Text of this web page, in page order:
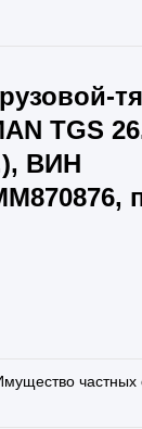
TGS
ВИН
частных